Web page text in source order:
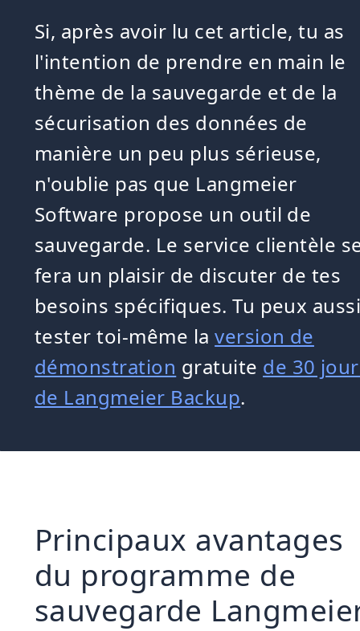
Si, après avoir lu cet article, tu as
l'intention de prendre en main le
thème de la sauvegarde et de la
sécurisation des données de
manière un peu plus sérieuse,
n'oublie pas que Langmeier
Software propose un outil de
sauvegarde. Le service clientèle
fera un plaisir de discuter de tes
besoins spécifiques. Tu peux
tester toi-même laversion de
démonstration gratuite de 30
de Langmeier Backup.
Principaux avantages
du programme de
sauvegarde